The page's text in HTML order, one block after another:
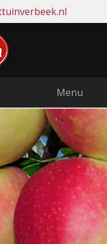
Menu